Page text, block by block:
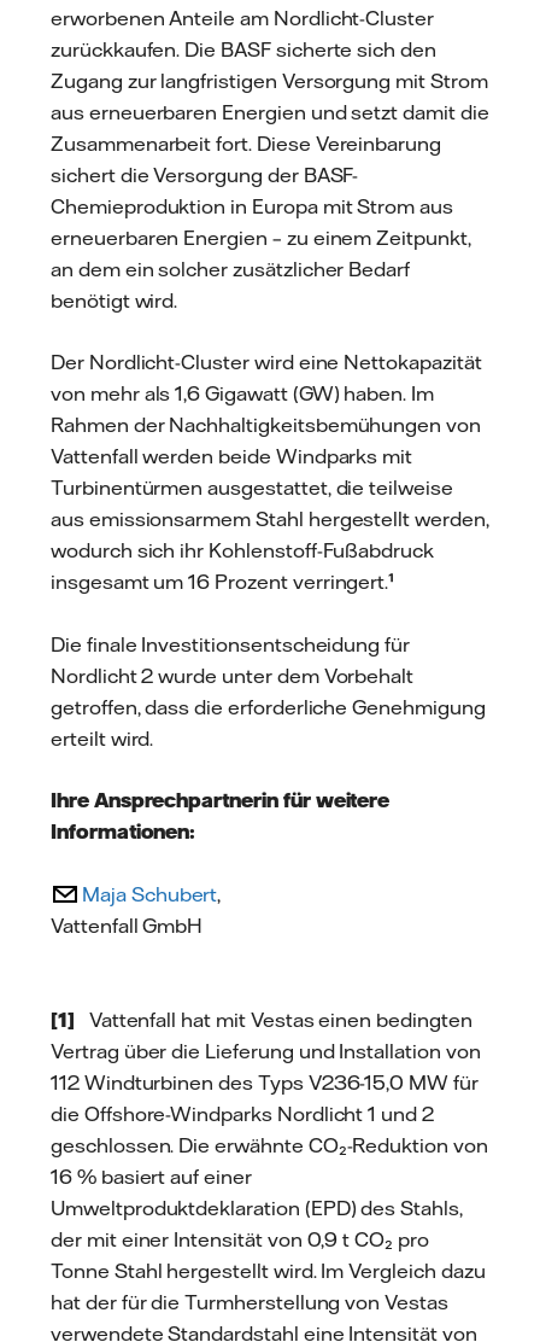
erworbenen Anteile am Nordlicht-Cluster
zurückkaufen. Die BASF sicherte sich den
Zugang zur langfristigen Versorgung mit Strom
aus erneuerbaren Energien und setzt damit die
Zusammenarbeit fort. Diese Vereinbarung
sichert die Versorgung der BASF-
Chemieproduktion in Europa mit Strom aus
erneuerbaren Energien – zu einem Zeitpunkt,
an dem ein solcher zusätzlicher Bedarf
benötigt wird.
Der Nordlicht-Cluster wird eine Nettokapazität
von mehr als 1,6 Gigawatt (GW) haben. Im
Rahmen der Nachhaltigkeitsbemühungen von
Vattenfall werden beide Windparks mit
Turbinentürmen ausgestattet, die teilweise
aus emissionsarmem Stahl hergestellt werden,
wodurch sich ihr Kohlenstoff-Fußabdruck
insgesamt um 16 Prozent verringert.¹
Die finale Investitionsentscheidung für
Nordlicht 2 wurde unter dem Vorbehalt
getroffen, dass die erforderliche Genehmigung
erteilt wird.
Ihre Ansprechpartnerin für weitere
Informationen:
Maja Schubert,
Vattenfall GmbH
[1]
Vattenfall hat mit Vestas einen bedingten
Vertrag über die Lieferung und Installation von
112 Windturbinen des Typs V236-15,0 MW für
die Offshore-Windparks Nordlicht 1 und 2
geschlossen. Die erwähnte CO₂-Reduktion von
16 % basiert auf einer
Umweltproduktdeklaration (EPD) des Stahls,
der mit einer Intensität von 0,9 t CO₂ pro
Tonne Stahl hergestellt wird. Im Vergleich dazu
hat der für die Turmherstellung von Vestas
verwendete Standardstahl eine Intensität von